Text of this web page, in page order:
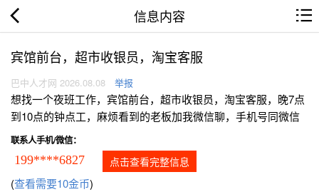
信息内容
宾馆前台，超市收银员，淘宝客服
巴中人才网 2026.08.08 举报
想找一个夜班工作，宾馆前台，超市收银员，淘宝客服，晚7点
到10点的钟点工，麻烦看到的老板加我微信聊，手机号同微信
联系人手机/微信：
199****6827 点击查看完整信息
(查看需要10金币)